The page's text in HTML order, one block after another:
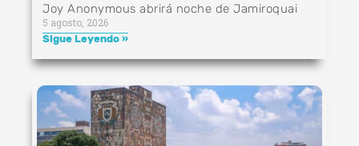
Joy Anonymous abrirá noche de Jamiroquai
5 agosto, 2026
Sigue Leyendo »